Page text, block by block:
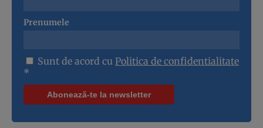
Prenumele
Sunt de acord cu Politica de confidentialitate
*